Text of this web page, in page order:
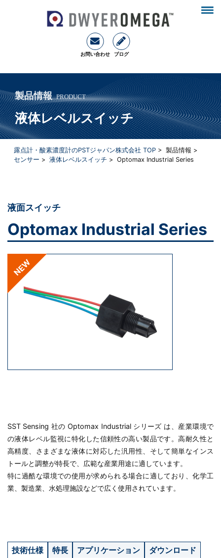
お問い合わせ ブログ
製品情報 PRODUCT
液体レベルスイッチ
露点計・酸素濃度計のPSTジャパン株式会社 TOP> 製品情報 >
センサー > 液体レベルスイッチ > Optomax Industrial Series
液面スイッチ
Optomax Industrial Series
NEW
SST Sensing 社の Optomax Industrial シリーズ は、産業環境で
の液体レベル監視に特化した信頼性の高い製品です。高耐久性と
高精度、さまざまな液体に対応した汎用性、そして簡単なインス
トールと調整が特長で、広範な産業用途に適しています。
特に過酷な環境での使用が求められる場合に適しており、化学工
業、製造業、水処理施設などで広く使用されています。
技術仕様 特長 アプリケーション ダウンロード